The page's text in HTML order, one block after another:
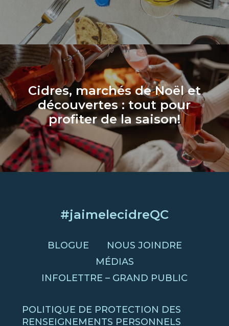
Cidres, marchés de Noël et
découvertes : tout pour
profiter de la saison!
#jaimelecidreQC
BLOGUE
NOUS JOINDRE
MÉDIAS
INFOLETTRE – GRAND PUBLIC
POLITIQUE DE PROTECTION DES
RENSEIGNEMENTS PERSONNELS